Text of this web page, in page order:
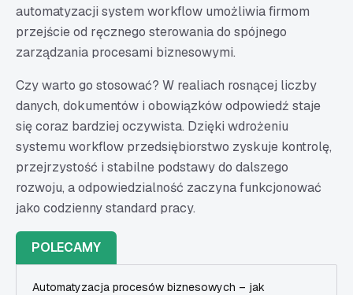
automatyzacji system workflow umożliwia firmom
przejście od ręcznego sterowania do spójnego
zarządzania procesami biznesowymi.
Czy warto go stosować? W realiach rosnącej liczby
danych, dokumentów i obowiązków odpowiedź staje
się coraz bardziej oczywista. Dzięki wdrożeniu
systemu workflow przedsiębiorstwo zyskuje kontrolę,
przejrzystość i stabilne podstawy do dalszego
rozwoju, a odpowiedzialność zaczyna funkcjonować
jako codzienny standard pracy.
POLECAMY
Automatyzacja procesów biznesowych – jak